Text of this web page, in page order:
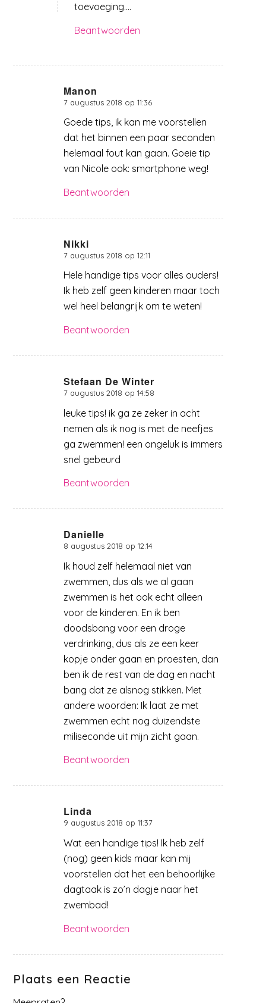
toevoeging….
Beantwoorden
Manon
zegt:
7 augustus 2018 op 11:36
Goede tips, ik kan me voorstellen
dat het binnen een paar seconden
helemaal fout kan gaan. Goeie tip
van Nicole ook: smartphone weg!
Beantwoorden
Nikki
zegt:
7 augustus 2018 op 12:11
Hele handige tips voor alles ouders!
Ik heb zelf geen kinderen maar toch
wel heel belangrijk om te weten!
Beantwoorden
Stefaan De Winter
zegt:
7 augustus 2018 op 14:58
leuke tips! ik ga ze zeker in acht
nemen als ik nog is met de neefjes
ga zwemmen! een ongeluk is immers
snel gebeurd
Beantwoorden
Danielle
zegt:
8 augustus 2018 op 12:14
Ik houd zelf helemaal niet van
zwemmen, dus als we al gaan
zwemmen is het ook echt alleen
voor de kinderen. En ik ben
doodsbang voor een droge
verdrinking, dus als ze een keer
kopje onder gaan en proesten, dan
ben ik de rest van de dag en nacht
bang dat ze alsnog stikken. Met
andere woorden: Ik laat ze met
zwemmen echt nog duizendste
miliseconde uit mijn zicht gaan.
Beantwoorden
Linda
zegt:
9 augustus 2018 op 11:37
Wat een handige tips! Ik heb zelf
(nog) geen kids maar kan mij
voorstellen dat het een behoorlijke
dagtaak is zo’n dagje naar het
zwembad!
Beantwoorden
Plaats een Reactie